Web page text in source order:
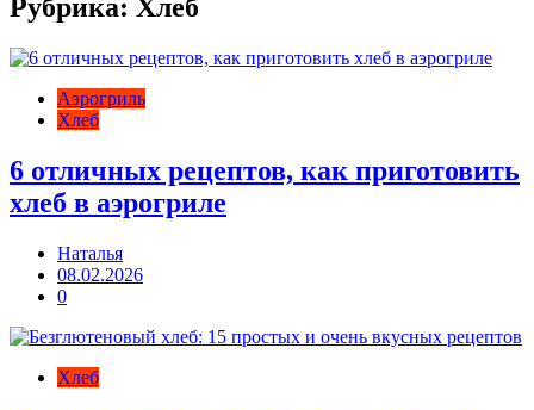
Рубрика: Хлеб
Аэрогриль
Хлеб
6 отличных рецептов, как приготовить
хлеб в аэрогриле
Наталья
08.02.2026
0
Хлеб